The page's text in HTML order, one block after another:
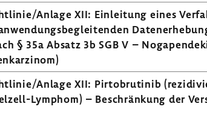
Anlage XII: Einlei­tung eines
§ 35a Absatz 3b SGB V –
Anlage XII: Pirto­bru­tinib
​Lymphom) – Beschrän­kung der